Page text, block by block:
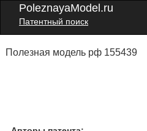
PoleznayaModel.ru
Патентный поиск
Полезная модель рф 155439